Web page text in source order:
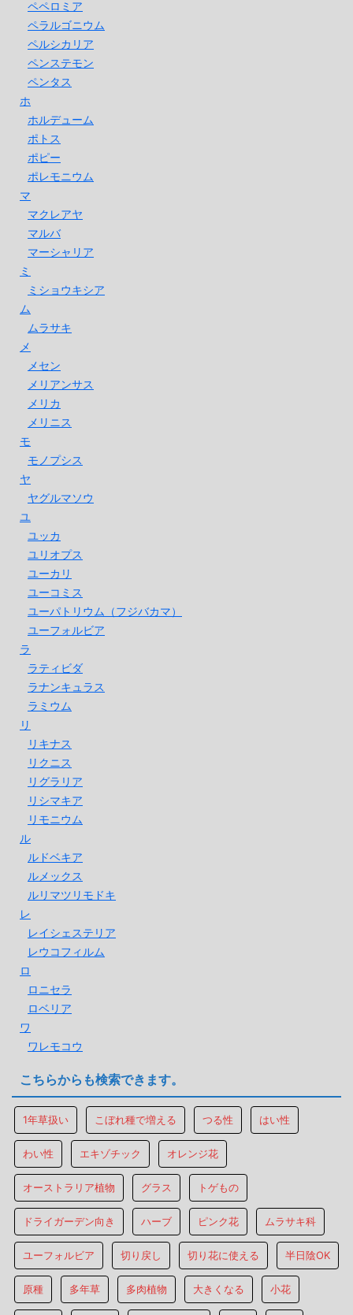
ペペロミア
ペラルゴニウム
ペルシカリア
ペンステモン
ペンタス
ホ
ホルデューム
ポトス
ポピー
ポレモニウム
マ
マクレアヤ
マルバ
マーシャリア
ミ
ミショウキシア
ム
ムラサキ
メ
メセン
メリアンサス
メリカ
メリニス
モ
モノプシス
ヤ
ヤグルマソウ
ユ
ユッカ
ユリオプス
ユーカリ
ユーコミス
ユーパトリウム（フジバカマ）
ユーフォルビア
ラ
ラティビダ
ラナンキュラス
ラミウム
リ
リキナス
リクニス
リグラリア
リシマキア
リモニウム
ル
ルドベキア
ルメックス
ルリマツリモドキ
レ
レイシェステリア
レウコフィルム
ロ
ロニセラ
ロベリア
ワ
ワレモコウ
こちらからも検索できます。
1年草扱い こぼれ種で増える つる性 はい性
わい性 エキゾチック オレンジ花
オーストラリア植物 グラス トゲもの
ドライガーデン向き ハーブ ピンク花 ムラサキ科
ユーフォルビア 切り戻し 切り花に使える 半日陰OK
原種 多年草 多肉植物 大きくなる 小花